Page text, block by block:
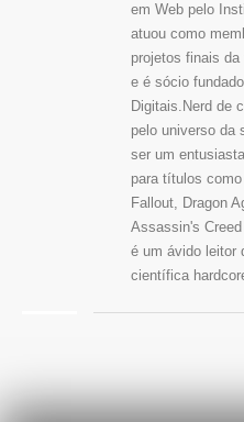
em Web pelo
atuou como
projetos finais
e é sócio
Digitais.Nerd de
pelo universo da
ser um
para títulos
Fallout, Dragon
Assassin's
é um ávido leitor
científica